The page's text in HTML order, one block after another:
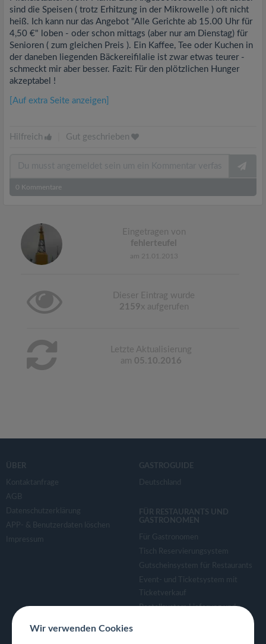
sind die Speisen ( trotz Erhitzung in der Mikrowelle ) oft nicht
heiß. Ich kann nur das Angebot "Alle Gerichte ab 15.00 Uhr für
4,50 €" loben - oder schon mittags (aber nur am Dienstag) für
Senioren ( zum gleichen Preis ). Ein Kaffee, Tee oder Kuchen in
der daneben liegenden Bäckereifilalie ist zwar etwas teurer -
schmeckt mir aber besser. Fazit: Für den plötzlichen Hunger
akzeptabel !
[Auf extra Seite anzeigen]
Hilfreich Gut geschrieben
0 Kommentare
Eingetragen von
fehlerteufel
am 21.01.2013
Dieser Eintrag wurde
2159x aufgerufen
Letzte Aktualisierung
am 05.10.2016
ÜBER
Kontaktanfrage
AGB
Datenschutzerklärung
APP- & Benutzerdaten löschen
Impressum
GASTROGUIDE
Deutschland
FÜR RESTAURANTS UND
GASTRONOMEN
Für Gastronomen
Tisch Reservierungsystem
Gutscheinsystem für Restaurants
Event- und Ticketsystem mit
Ticketverkauf
Bestellsystem Lieferung und
Wir verwenden Cookies